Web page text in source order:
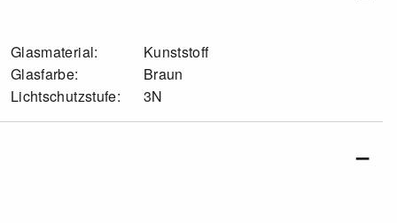
Glasmaterial:
Kunststoff
Glasfarbe:
Braun
Lichtschutzstufe:
3N